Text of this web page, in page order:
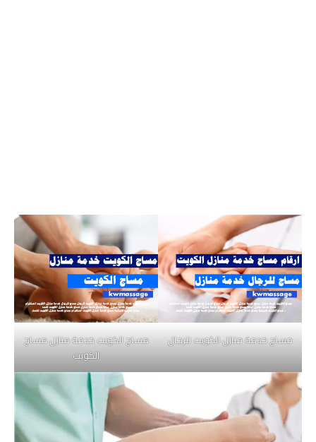
مساج خدمة منازل الكويت للرجال
مساج الكويت خدمة منازل مساج
الكويت